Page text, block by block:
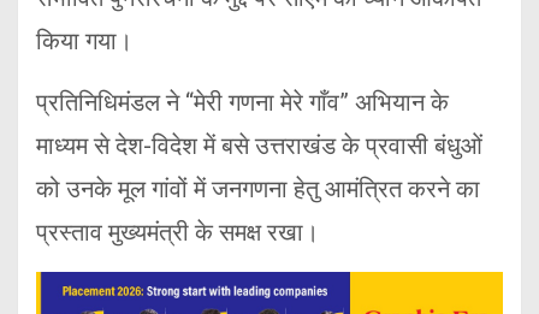
किया गया।
प्रतिनिधिमंडल ने “मेरी गणना मेरे गाँव” अभियान के
माध्यम से देश-विदेश में बसे उत्तराखंड के प्रवासी बंधुओं
को उनके मूल गांवों में जनगणना हेतु आमंत्रित करने का
प्रस्ताव मुख्यमंत्री के समक्ष रखा।